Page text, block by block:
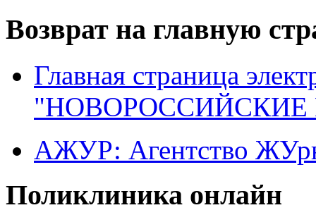
Возврат на главную
Главная страница
"НОВОРОССИЙСКИЕ
АЖУР: Агентство
Поликлиника онлайн